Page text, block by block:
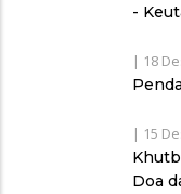
-
| 18
| 15
Doa